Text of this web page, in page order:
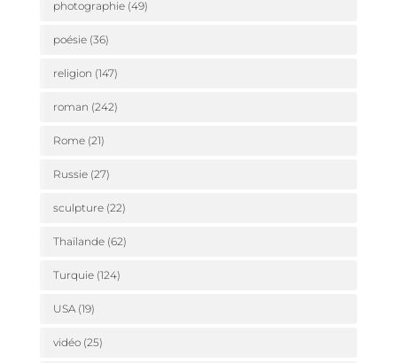
photographie(49)
poésie(36)
religion (147)
roman (242)
Rome(21)
Russie(27)
sculpture(22)
Thaïlande(62)
Turquie(124)
USA(19)
vidéo(25)